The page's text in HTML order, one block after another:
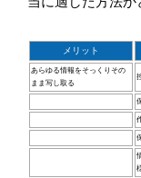
メリット
あらゆる情報をそっくりその
まま写し取る